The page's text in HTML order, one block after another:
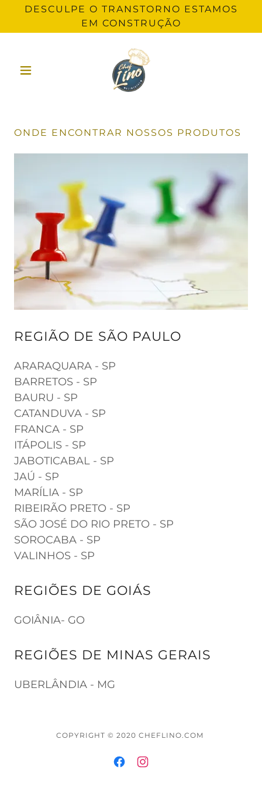
DESCULPE O TRANSTORNO ESTAMOS
EM CONSTRUÇÃO
ONDE ENCONTRAR NOSSOS PRODUTOS
REGIÃO DE SÃO PAULO
ARARAQUARA - SP
BARRETOS - SP
BAURU - SP
CATANDUVA - SP
FRANCA - SP
ITÁPOLIS - SP
JABOTICABAL - SP
JAÚ - SP
MARÍLIA - SP
RIBEIRÃO PRETO - SP
SÃO JOSÉ DO RIO PRETO - SP
SOROCABA - SP
VALINHOS - SP
REGIÕES DE GOIÁS
GOIÂNIA- GO
REGIÕES DE MINAS GERAIS
UBERLÂNDIA - MG
COPYRIGHT © 2020 CHEFLINO.COM